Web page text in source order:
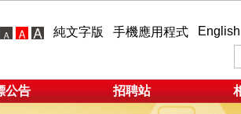
純文字版 手機應用程式 English
公告 招聘站